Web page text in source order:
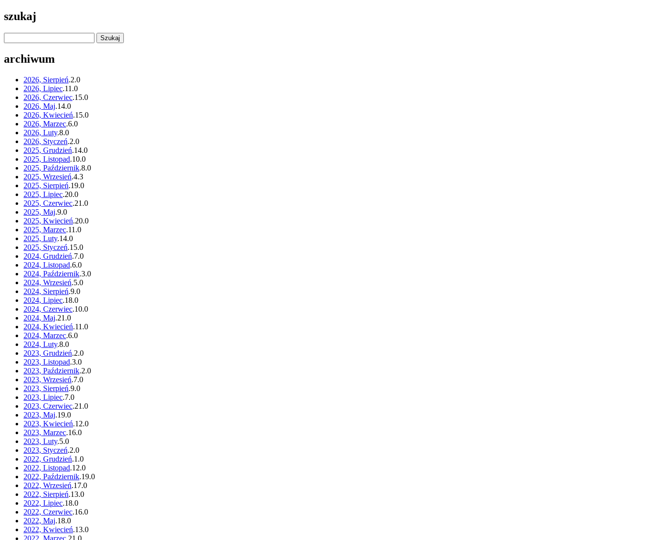
szukaj
archiwum
2026, Sierpień.2.0
2026, Lipiec.11 .0
2026, Czerwiec.15.0
2026, Maj.14.0
2026, Kwiecień.15.0
2026, Marzec.6.0
2026, Luty.8.0
2026, Styczeń.2.0
2025, Grudzień.14.0
2025, Listopad.10.0
2025, Październik.8.0
2025, Wrzesień.4.3
2025, Sierpień.19.0
2025, Lipiec.20.0
2025, Czerwiec.21 .0
2025, Maj.9.0
2025, Kwiecień.20.0
2025, Marzec.11 .0
2025, Luty.14.0
2025, Styczeń.15.0
2024, Grudzień.7.0
2024, Listopad.6.0
2024, Październik.3.0
2024, Wrzesień.5.0
2024, Sierpień.9.0
2024, Lipiec.18.0
2024, Czerwiec.10.0
2024, Maj.21 .0
2024, Kwiecień.11 .0
2024, Marzec.6.0
2024, Luty.8.0
2023, Grudzień.2.0
2023, Listopad.3.0
2023, Październik.2.0
2023, Wrzesień.7.0
2023, Sierpień.9.0
2023, Lipiec.7.0
2023, Czerwiec.21 .0
2023, Maj.19.0
2023, Kwiecień.12.0
2023, Marzec.16.0
2023, Luty.5.0
2023, Styczeń.2.0
2022, Grudzień.1 .0
2022, Listopad.12.0
2022, Październik.19.0
2022, Wrzesień.17.0
2022, Sierpień.13.0
2022, Lipiec.18.0
2022, Czerwiec.16.0
2022, Maj.18.0
2022, Kwiecień.13.0